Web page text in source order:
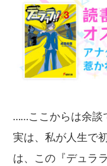
……ここからは余談
実は、私が人生で
は、この『デュラ